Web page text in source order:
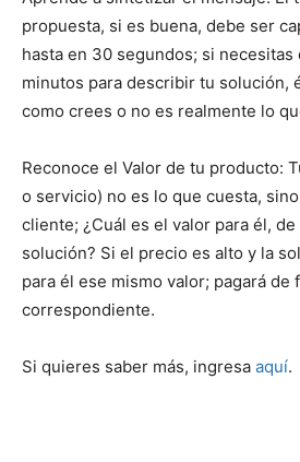
propuesta, si es buena, debe ser
hasta en 30 segundos; si
minutos para describir tu solución,
como crees o no es realmente lo
Reconoce el Valor de tu producto:
o servicio) no es lo que cuesta,
cliente; ¿Cuál es el valor para él,
solución? Si el precio es alto y la
para él ese mismo valor; pagará de
correspondiente.
Si quieres saber más, ingresa aquí.